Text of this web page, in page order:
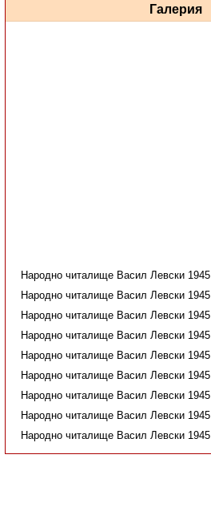
Галерия
Народно читалище Васил Левски 1945
Народно читалище Васил Левски 1945
Народно читалище Васил Левски 1945
Народно читалище Васил Левски 1945
Народно читалище Васил Левски 1945
Народно читалище Васил Левски 1945
Народно читалище Васил Левски 1945
Народно читалище Васил Левски 1945
Народно читалище Васил Левски 1945